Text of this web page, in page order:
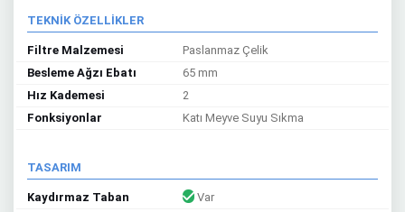
TEKNİK ÖZELLİKLER
Filtre Malzemesi
Paslanmaz Çelik
Besleme Ağzı Ebatı
65 mm
Hız Kademesi
2
Fonksiyonlar
Katı Meyve Suyu Sıkma
TASARIM
Kaydırmaz Taban
Var